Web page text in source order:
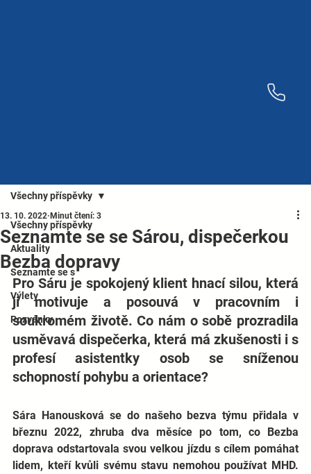
Všechny příspěvky
Aktuality
Seznamte se s
Výlety
Pozvánky
Všechny příspěvky
Seznamte se se Sárou, dispečerkou
Bezba dopravy
13. 10. 2022 Minut čtení: 3
Pro Sáru je spokojený klient hnací silou, která
ji motivuje a posouvá v pracovním i
soukromém životě. Co nám o sobě prozradila
usměvavá dispečerka, která má zkušenosti i s
profesí asistentky
osob se sníženou
schopností pohybu a orientace?
Sára Hanousková se do našeho bezva týmu přidala v
březnu 2022, zhruba dva měsíce po tom, co Bezba
doprava odstartovala svou velkou jízdu s cílem pomáhat
lidem, kteří kvůli svému stavu nemohou používat MHD.